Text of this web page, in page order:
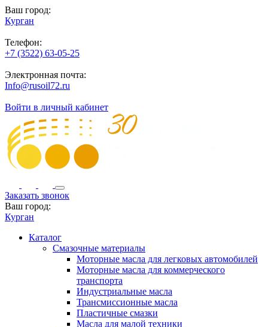
Ваш город:
Курган
Телефон:
+7 (3522) 63-05-25
Электронная почта:
Info@rusoil72.ru
Войти в личный кабинет
Заказать звонок
Ваш город:
Курган
Каталог
Смазочные материалы
Моторные масла для легковых автомобилей
Моторные масла для коммерческого
транспорта
Индустриальные масла
Трансмиссионные масла
Пластичные смазки
Масла для малой техники